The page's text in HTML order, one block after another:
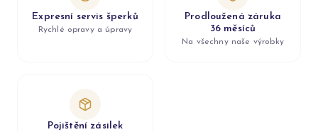
Expresní servis šperků
Rychlé opravy a úpravy
Prodloužená záruka
36 měsíců
Na všechny naše výrobky
Pojištění zásilek